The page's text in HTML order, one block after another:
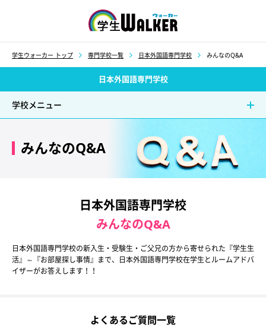
学生ウォーカー トップ 専門学校一覧 日本外国語専門学校 みんなのQ&A
日本外国語専門学校
学校メニュー
みんなのQ&A
日本外国語専門学校
みんなのQ&A
日本外国語専門学校の新入生・受験生・ご父兄の方から寄せられた『学生生
活』～『お部屋探し事情』まで、日本外国語専門学校在学生とルームアドバ
イザーがお答えします！！
よくあるご質問一覧